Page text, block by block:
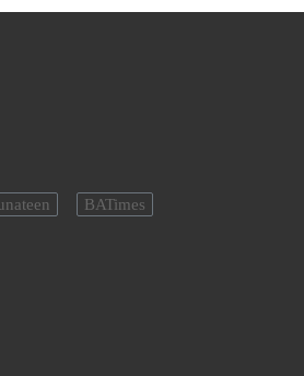
BATimes